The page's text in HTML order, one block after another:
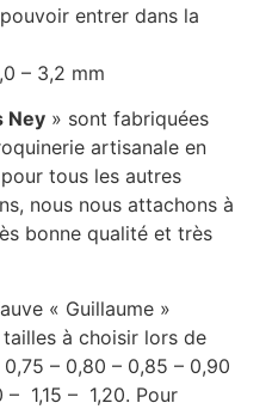
entrer dans la
– 3,2 mm
Ney » sont fabriquées
artisanale en
tous les autres
nous nous attachons à
bonne qualité et très
« Guillaume »
à choisir lors de
– 0,80 – 0,85 – 0,90
1,15 – 1,20. Pour